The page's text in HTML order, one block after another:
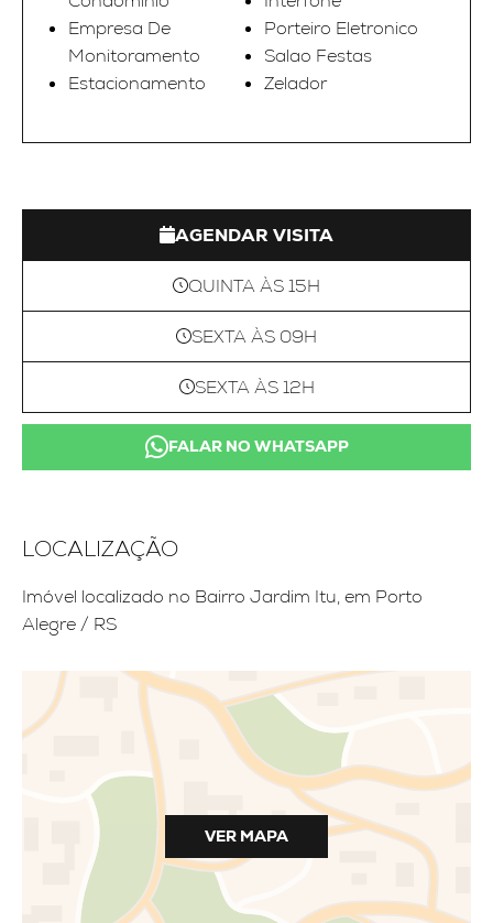
Empresa De
Monitoramento
Estacionamento
Porteiro Eletronico
Salao Festas
Zelador
AGENDAR VISITA
QUINTA ÀS 15H
SEXTA ÀS 09H
SEXTA ÀS 12H
FALAR NO WHATSAPP
LOCALIZAÇÃO
Imóvel localizado no Bairro Jardim Itu, em Porto
Alegre / RS
VER MAPA